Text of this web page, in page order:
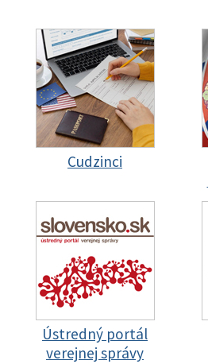
Cudzinci
Ústredný portál
verejnej správy